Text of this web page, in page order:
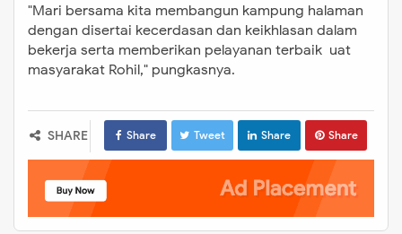
"Mari bersama kita membangun kampung halaman
dengan disertai kecerdasan dan keikhlasan dalam
bekerja serta memberikan pelayanan terbaik uat
masyarakat Rohil," pungkasnya.
SHARE Share Tweet Share Share